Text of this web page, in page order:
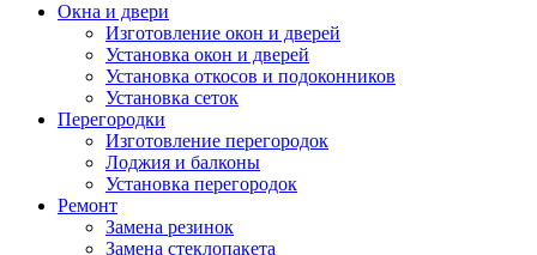
Окна и двери
Изготовление окон и дверей
Установка окон и дверей
Установка откосов и подоконников
Установка сеток
Перегородки
Изготовление перегородок
Лоджия и балконы
Установка перегородок
Ремонт
Замена резинок
Замена стеклопакета